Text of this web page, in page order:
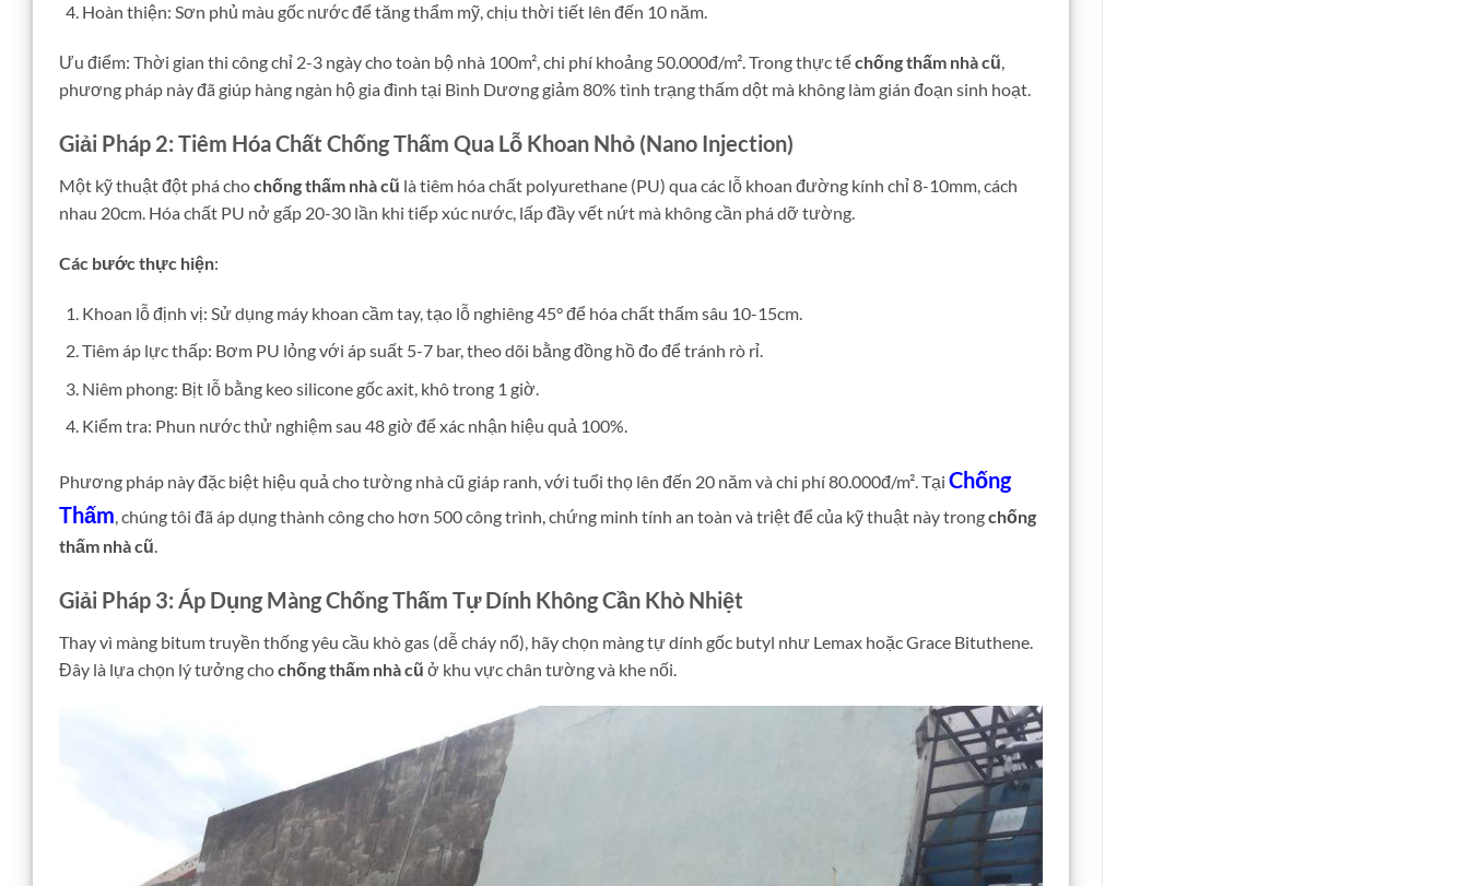
Hoàn thiện: Sơn phủ màu gốc nước để tăng thẩm mỹ, chịu thời tiết lên đến 10 năm.
Ưu điểm: Thời gian thi công chỉ 2-3 ngày cho toàn bộ nhà 100m², chi phí khoảng 50.000đ/m². Trong thực tếchống thấm nhà cũ,
phương pháp này đã giúp hàng ngàn hộ gia đình tại Bình Dương giảm 80% tình trạng thấm dột mà không làm gián đoạn sinh hoạt.
Giải Pháp 2: Tiêm Hóa Chất Chống Thấm Qua Lỗ Khoan Nhỏ (Nano Injection)
Một kỹ thuật đột phá chochống thấm nhà cũ là tiêm hóa chất polyurethane (PU) qua các lỗ khoan đường kính chỉ 8-10mm, cách
nhau 20cm. Hóa chất PU nở gấp 20-30 lần khi tiếp xúc nước, lấp đầy vết nứt mà không cần phá dỡ tường.
Các bước thực hiện:
Khoan lỗ định vị: Sử dụng máy khoan cầm tay, tạo lỗ nghiêng 45° để hóa chất thấm sâu 10-15cm.
Tiêm áp lực thấp: Bơm PU lỏng với áp suất 5-7 bar, theo dõi bằng đồng hồ đo để tránh rò rỉ.
Niêm phong: Bịt lỗ bằng keo silicone gốc axit, khô trong 1 giờ.
Kiểm tra: Phun nước thử nghiệm sau 48 giờ để xác nhận hiệu quả 100%.
Phương pháp này đặc biệt hiệu quả cho tường nhà cũ giáp ranh, với tuổi thọ lên đến 20 năm và chi phí 80.000đ/m². Tại Chống
Thấm, chúng tôi đã áp dụng thành công cho hơn 500 công trình, chứng minh tính an toàn và triệt để của kỹ thuật này trongchống
thấm nhà cũ.
Giải Pháp 3: Áp Dụng Màng Chống Thấm Tự Dính Không Cần Khò Nhiệt
Thay vì màng bitum truyền thống yêu cầu khò gas (dễ cháy nổ), hãy chọn màng tự dính gốc butyl như Lemax hoặc Grace Bituthene.
Đây là lựa chọn lý tưởng chochống thấm nhà cũ ở khu vực chân tường và khe nối.